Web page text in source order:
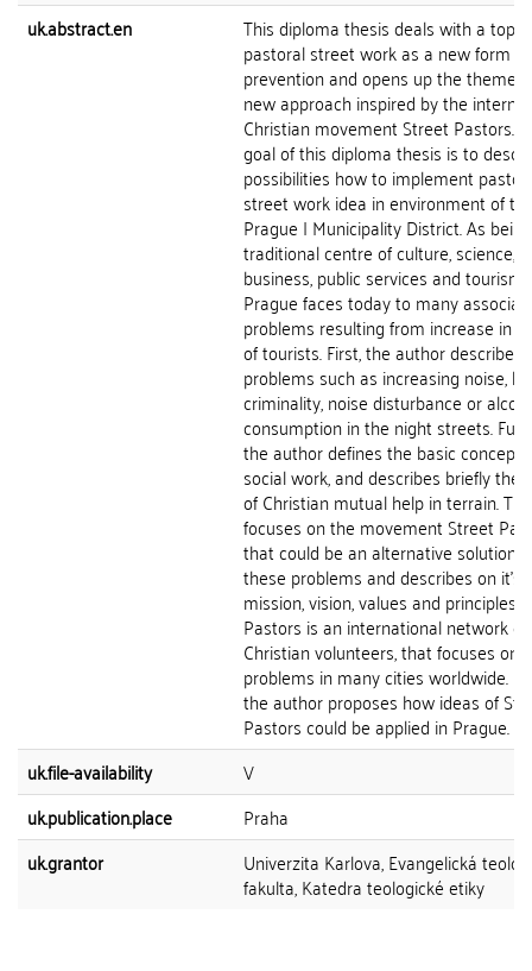
uk.abstract.en
This diploma thesis deals with a
pastoral street work as a new form
prevention and opens up the theme
new approach inspired by the
Christian movement Street Pastors.
goal of this diploma thesis is to
possibilities how to implement
street work idea in environment of
Prague I Municipality District. As being
traditional centre of culture, science,
business, public services and tourism,
Prague faces today to many
problems resulting from increase in
of tourists. First, the author describes
problems such as increasing noise,
criminality, noise disturbance or
consumption in the night streets.
the author defines the basic
social work, and describes briefly the
of Christian mutual help in terrain.
focuses on the movement Street
that could be an alternative solution
these problems and describes on it's
mission, vision, values and principles.
Pastors is an international network of
Christian volunteers, that focuses on
problems in many cities worldwide.
the author proposes how ideas of
Pastors could be applied in Prague.
uk.file-availability
V
uk.publication.place
Praha
uk.grantor
Univerzita Karlova, Evangelická
fakulta, Katedra teologické etiky